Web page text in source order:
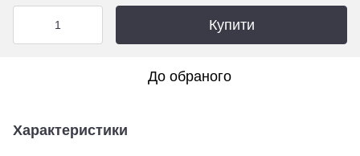
Купити
До обраного
Характеристики